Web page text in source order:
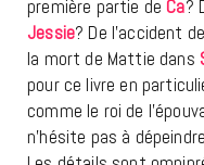
première partie de Ca?
Jessie? De l’accident
la mort de Mattie dans
pour ce livre en
comme le roi de
n’hésite pas à